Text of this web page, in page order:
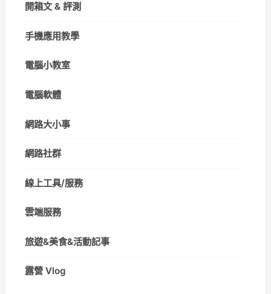
開箱文 & 評測
手機應用教學
電腦小教室
電腦軟體
網路大小事
網路社群
線上工具/服務
雲端服務
旅遊&美食&活動記事
露營 Vlog